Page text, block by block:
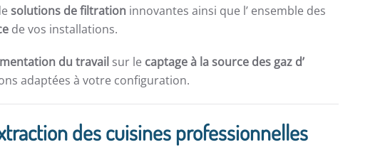
solutions de filtration innovantes ainsi que l’ ensemble des
de vos installations.
du travail sur le captage à la source des gaz d’
adaptées à votre configuration.
des cuisines professionnelles